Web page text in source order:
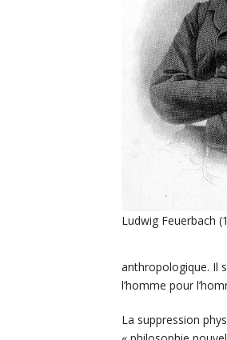
Ludwig Feuerbach
anthropologique. Il
l’homme pour
La suppression